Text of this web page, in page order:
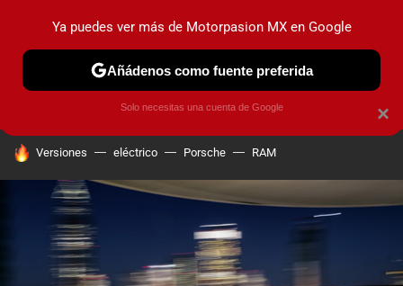
PRUEBAS INDUSTRIA HOY NO CIRCULA
HOY SE HABLA DE
Versiones eléctrico Porsche RAM
×
Ya puedes ver más de Motorpasion MX en Google
Añádenos como fuente preferida
Solo necesitas una cuenta de Google